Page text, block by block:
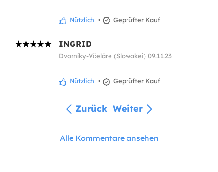
Nützlich • Geprüfter Kauf
INGRID
Dvorníky-Včeláre (Slowakei) 09.11.23
Nützlich • Geprüfter Kauf
Zurück Weiter
Alle Kommentare ansehen